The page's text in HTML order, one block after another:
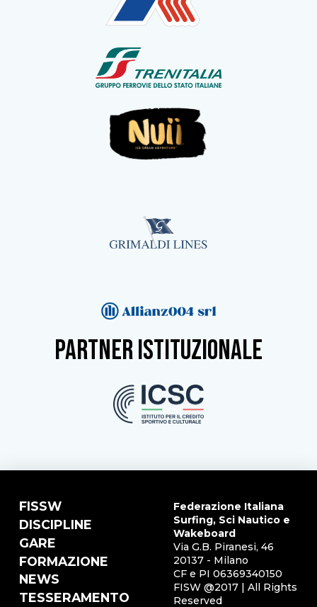
partner istituzionale
FISSW
DISCIPLINE
GARE
FORMAZIONE
NEWS
TESSERAMENTO
Federazione Italiana
Surfing, Sci Nautico e
Wakeboard
Via G.B. Piranesi, 46
20137 - Milano
CF e PI 06369340150
FISW @2017 | All Rights
Reserved